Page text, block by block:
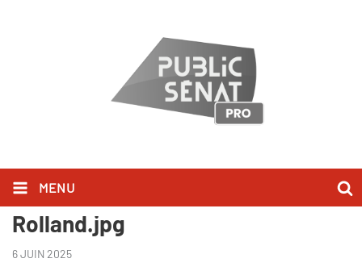
MENU
Capture d’écran Johanna
Rolland.jpg
6 JUIN 2025